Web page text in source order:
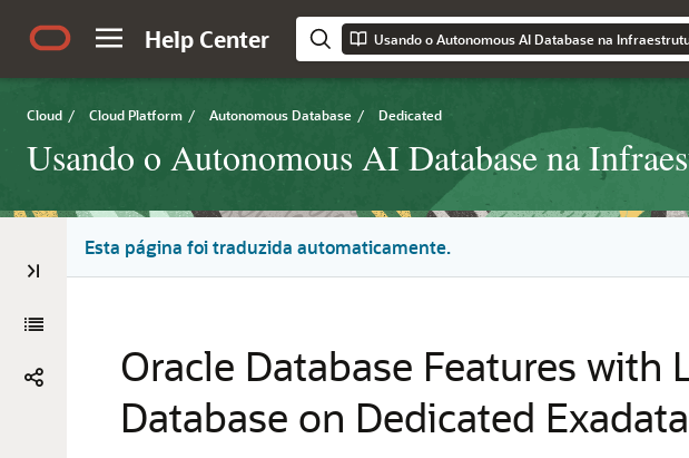
Help Center
Cloud / Cloud Platform / Autonomous Database / Dedicated
Usando o Autonomous AI Database na
Esta página foi traduzida automaticamente.
Oracle Database Features
Database on Dedicated